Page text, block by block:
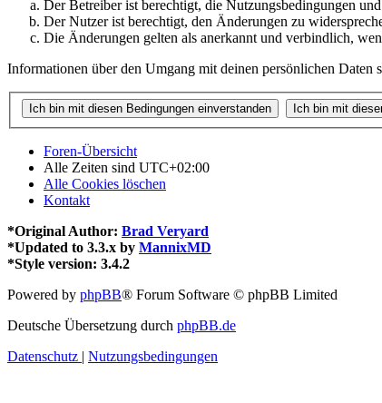
Der Betreiber ist berechtigt, die Nutzungsbedingungen
Der Nutzer ist berechtigt, den Änderungen zu
Die Änderungen gelten als anerkannt und verbindlich,
Informationen über den Umgang mit deinen persönlichen Daten
Foren-Übersicht
Alle Zeiten sind UTC+02:00
Alle Cookies löschen
Kontakt
*Original Author: Brad Veryard
*Updated to 3.3.x by MannixMD
*Style version: 3.4.2
Powered by phpBB® Forum Software © phpBB Limited
Deutsche Übersetzung durch phpBB.de
Datenschutz | Nutzungsbedingungen